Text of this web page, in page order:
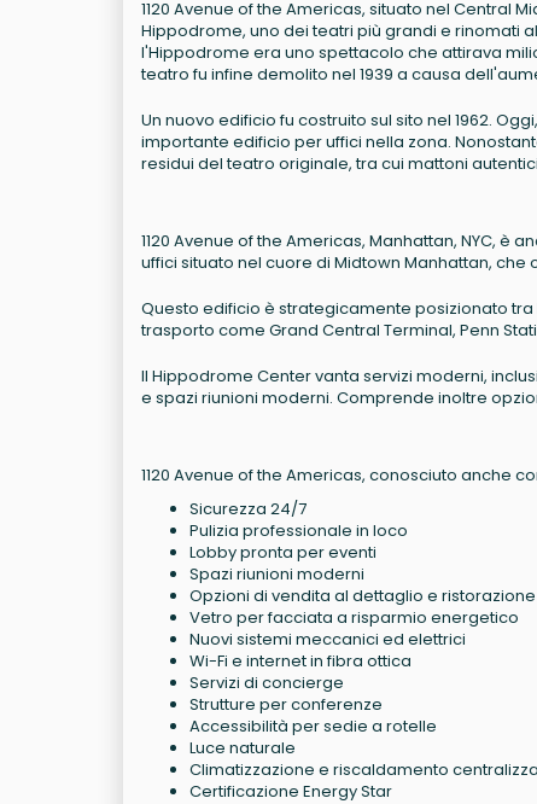
1120 Avenue of the Americas, situato nel Central
Hippodrome, uno dei teatri più grandi e rinomati
l'Hippodrome era uno spettacolo che attirava
teatro fu infine demolito nel 1939 a causa
Un nuovo edificio fu costruito sul sito nel 1962.
importante edificio per uffici nella zona.
residui del teatro originale, tra cui mattoni
1120 Avenue of the Americas, Manhattan, NYC,
uffici situato nel cuore di Midtown Manhattan, che
Questo edificio è strategicamente posizionato
trasporto come Grand Central Terminal, Penn
Il Hippodrome Center vanta servizi moderni,
e spazi riunioni moderni. Comprende inoltre
1120 Avenue of the Americas, conosciuto anche
Sicurezza 24/7
Pulizia professionale in loco
Lobby pronta per eventi
Spazi riunioni moderni
Opzioni di vendita al dettaglio e ristorazione
Vetro per facciata a risparmio energetico
Nuovi sistemi meccanici ed elettrici
Wi-Fi e internet in fibra ottica
Servizi di concierge
Strutture per conferenze
Accessibilità per sedie a rotelle
Luce naturale
Climatizzazione e riscaldamento
Certificazione Energy Star